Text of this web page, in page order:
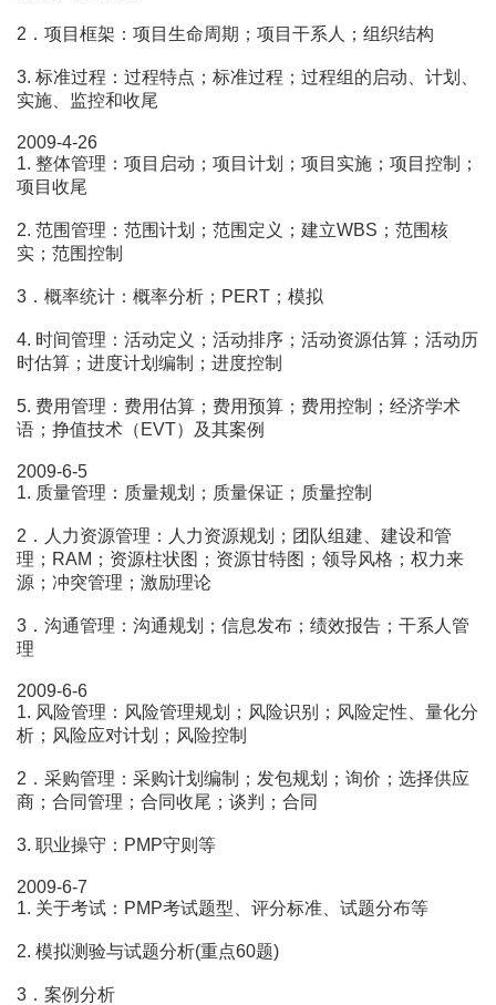
2．项目框架：项目生命周期；项目干系人；组织结构
3. 标准过程：过程特点；标准过程；过程组的启动、计划、
实施、监控和收尾
2009-4-26
1. 整体管理：项目启动；项目计划；项目实施；项目控制；
项目收尾
2. 范围管理：范围计划；范围定义；建立WBS；范围核
实；范围控制
3．概率统计：概率分析；PERT；模拟
4. 时间管理：活动定义；活动排序；活动资源估算；活动历
时估算；进度计划编制；进度控制
5. 费用管理：费用估算；费用预算；费用控制；经济学术
语；挣值技术（EVT）及其案例
2009-6-5
1. 质量管理：质量规划；质量保证；质量控制
2．人力资源管理：人力资源规划；团队组建、建设和管
理；RAM；资源柱状图；资源甘特图；领导风格；权力来
源；冲突管理；激励理论
3．沟通管理：沟通规划；信息发布；绩效报告；干系人管
理
2009-6-6
1. 风险管理：风险管理规划；风险识别；风险定性、量化分
析；风险应对计划；风险控制
2．采购管理：采购计划编制；发包规划；询价；选择供应
商；合同管理；合同收尾；谈判；合同
3. 职业操守：PMP守则等
2009-6-7
1. 关于考试：PMP考试题型、评分标准、试题分布等
2. 模拟测验与试题分析(重点60题)
3．案例分析